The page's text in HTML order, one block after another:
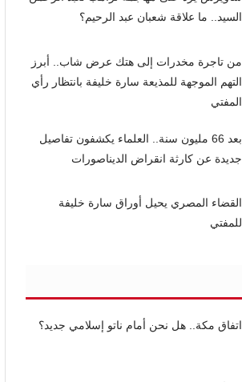
السيد.. ما علاقة شعبان عبد الرحيم؟
من تاجرة مخدرات إلى هتك عرض شاب.. أبرز
التهم الموجهة للمذيعة سارة خليفة بانتظار رأي
المفتي
بعد 66 مليون سنة.. العلماء يكشفون تفاصيل
جديدة عن كارثة انقراض الديناصورات
القضاء المصري يحيل أوراق سارة خليفة
للمفتي
اتفاق مكة.. هل نحن أمام ناتو إسلامي جديد؟